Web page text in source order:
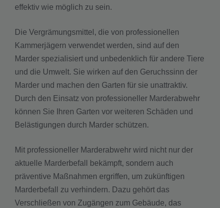
effektiv wie möglich zu sein.
Die Vergrämungsmittel, die von professionellen
Kammerjägern verwendet werden, sind auf den
Marder spezialisiert und unbedenklich für andere Tiere
und die Umwelt. Sie wirken auf den Geruchssinn der
Marder und machen den Garten für sie unattraktiv.
Durch den Einsatz von professioneller Marderabwehr
können Sie Ihren Garten vor weiteren Schäden und
Belästigungen durch Marder schützen.
Mit professioneller Marderabwehr wird nicht nur der
aktuelle Marderbefall bekämpft, sondern auch
präventive Maßnahmen ergriffen, um zukünftigen
Marderbefall zu verhindern. Dazu gehört das
Verschließen von Zugängen zum Gebäude, das